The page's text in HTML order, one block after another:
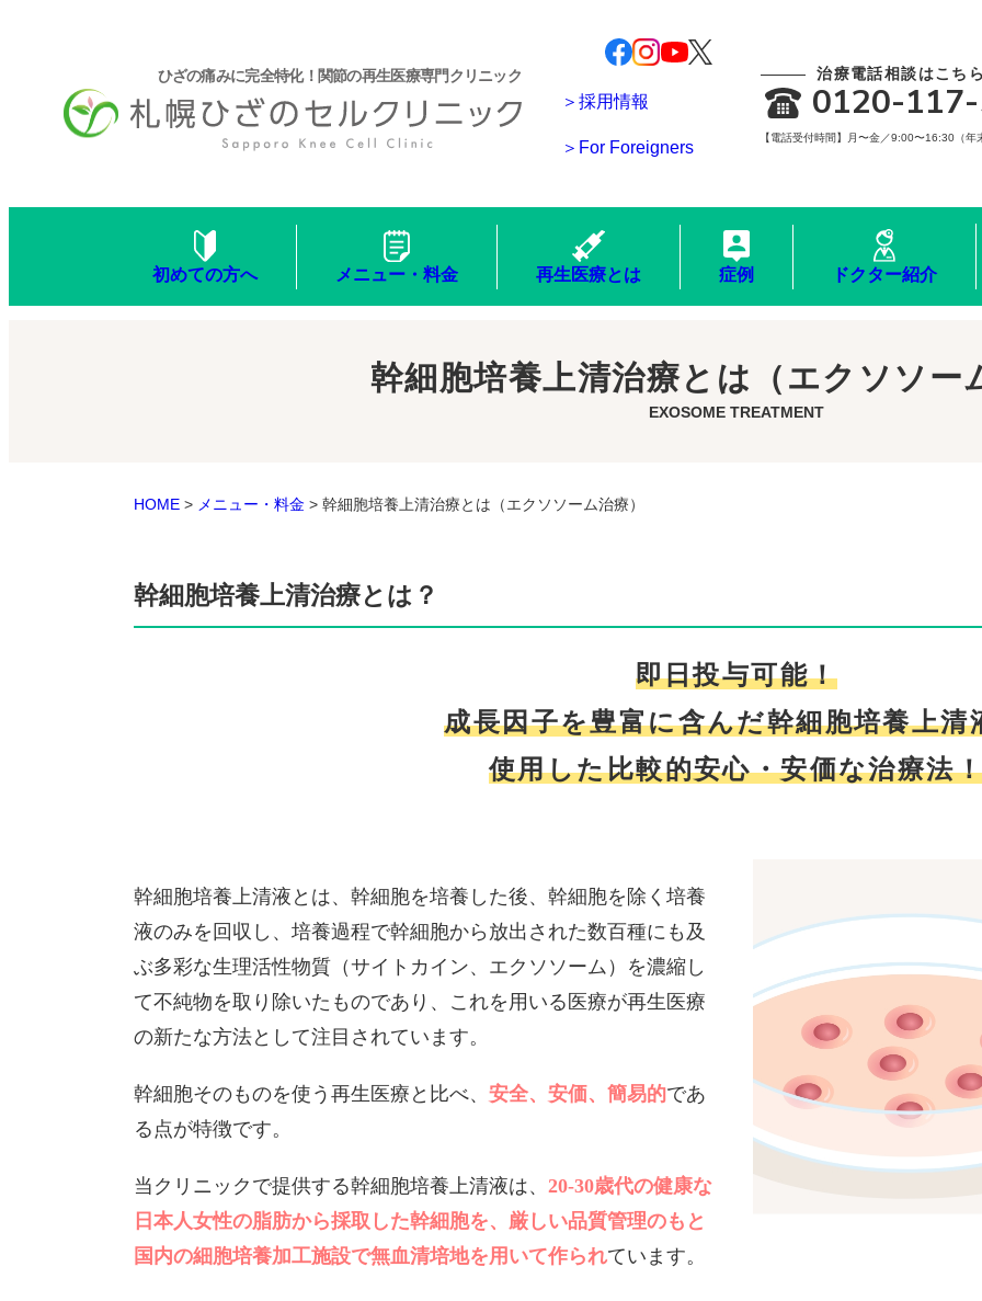
ひざの痛みに完全特化！関節の再生医療専門クリニック
＞採用情報
＞For Foreigners
治療電話相談はこち
0120-
【電話受付時間】月〜金／9:00〜16:30（年
初めての方へ メニュー・料金 再生医療とは 症例 ドクター紹介
幹細胞培養上清治療とは （エクソソー
EXOSOME TREATMENT
HOME > メニュー・料金 > 幹細胞培養上清治療とは（エクソソーム治療）
幹細胞培養上清治療とは？
即日投与可能！
成長因子を豊富に含んだ幹細胞培養上清
使用した比較的安心・安価な治療法
幹細胞培養上清液とは、幹細胞を培養した後、幹細胞を除く培養
液のみを回収し、培養過程で幹細胞から放出された数百種にも及
ぶ多彩な生理活性物質（サイトカイン、エクソソーム）を濃縮し
て不純物を取り除いたものであり、これを用いる医療が再生医療
の新たな方法として注目されています。
幹細胞そのものを使う再生医療と比べ、 安全、安価、簡易的であ
る点が特徴です。
当クリニックで提供する幹細胞培養上清液は、 20-30歳代の健康な
日本人女性の脂肪から採取した幹細胞を、厳しい品質管理のもと
国内の細胞培養加工施設で無血清培地を用いて作られています。